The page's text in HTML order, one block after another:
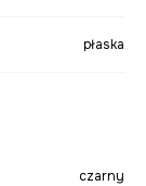
płaska
czarny